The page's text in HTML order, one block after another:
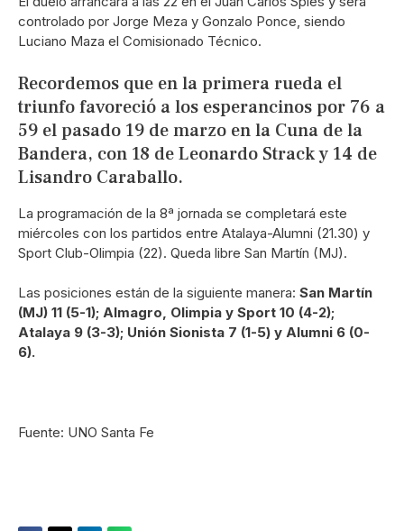
controlado por Jorge Meza y Gonzalo Ponce, siendo
Luciano Maza el Comisionado Técnico.
Recordemos que en la primera rueda el
triunfo favoreció a los esperancinos por 76 a
59 el pasado 19 de marzo en la Cuna de la
Bandera, con 18 de Leonardo Strack y 14 de
Lisandro Caraballo.
La programación de la 8ª jornada se completará este
miércoles con los partidos entre Atalaya-Alumni (21.30) y
Sport Club-Olimpia (22). Queda libre San Martín (MJ).
Las posiciones están de la siguiente manera: San Martín
(MJ) 11 (5-1); Almagro, Olimpia y Sport 10 (4-2);
Atalaya 9 (3-3); Unión Sionista 7 (1-5) y Alumni 6 (0-
6).
Fuente: UNO Santa Fe